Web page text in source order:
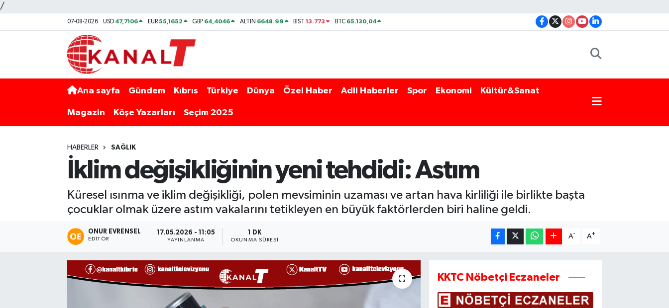
/
07-08-2026 USD 47,7106 EUR55,1652 GBP 64,4046 ALTIN 6648.99 BİST13.773 BTC 65.130,04
Ana sayfa Gündem Kıbrıs Türkiye Dünya Özel Haber Adli Haberler Spor Ekonomi Kültür&Sanat
Magazin Köşe Yazarları Seçim 2025
HABERLER SAĞLIK
İklim değişikliğinin yeni tehdidi: Astım
Küresel ısınma ve iklim değişikliği, polen mevsiminin uzaması ve artan hava kirliliği ile birlikte başta
çocuklar olmak üzere astım vakalarını tetikleyen en büyük faktörlerden biri haline geldi.
ONUR EVRENSEL
EDITÖR
17.05.2026 - 11:05
YAYINLANMA
1 DK
OKUNMA SÜRESI
A- A+
KKTC Nöbetçi Eczaneler